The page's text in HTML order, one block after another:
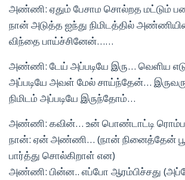
அண்ணி: ஏதும் பேசாம சொல்றத மட்டும்
நான் அடுத்த ஐந்து நிமிடத்தில்
விந்தை பாய்ச்சினேன்……
அண்ணி: டேய் அப்படியே இரு… வெளிய
அப்படியே அவள் மேல் சாய்ந்தேன்…
நிமிடம் அப்படியே இருந்தோம்…
அண்ணி: கவின்… உன் பொண்டாட்டி ரொம்ப
நான்: ஏன் அண்ணி… (நான் நினைத்தேன்
பார்த்து சொல்கிறாள் என)
அண்ணி: பின்ன.. எப்போ ஆரம்பிச்சது